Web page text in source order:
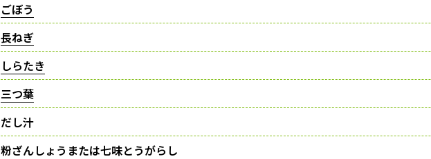
ごぼう
長ねぎ
しらたき
三つ葉
だし汁
粉ざんしょうまたは七味とうがらし